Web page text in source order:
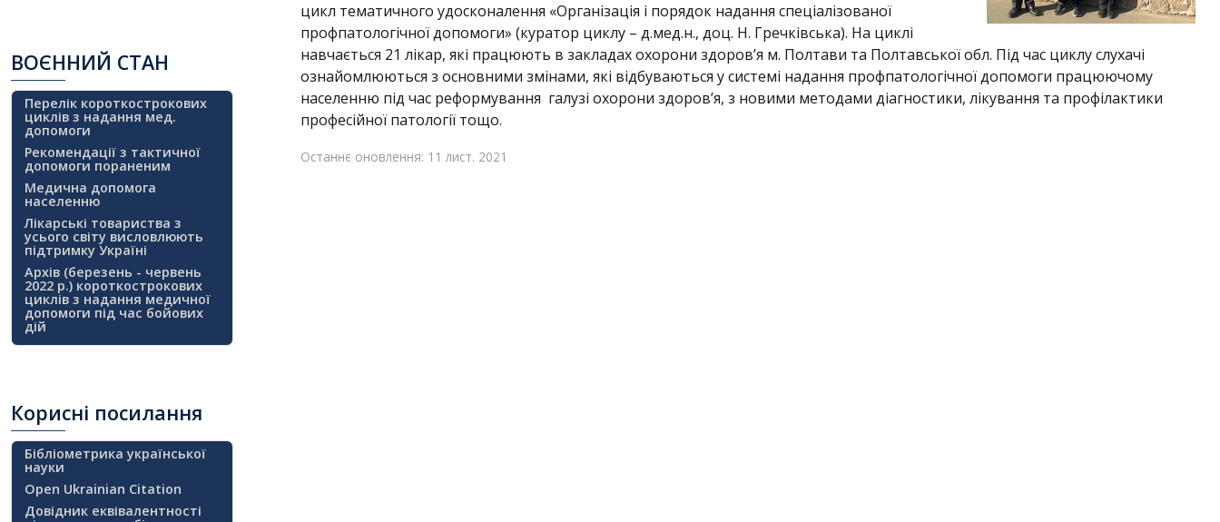
цикл тематичного удосконалення «Організація і порядок надання спеціалізованої
профпатологічної допомоги» (куратор циклу – д.мед.н., доц. Н. Гречківська). На циклі
навчається 21 лікар, які працюють в закладах охорони здоров’я м. Полтави та Полтавської обл. Під час циклу слухачі
ознайомлюються з основними змінами, які відбуваються у системі надання профпатологічної допомоги працюючому
населенню під час реформування галузі охорони здоров’я, з новими методами діагностики, лікування та профілактики
професійної патології тощо.
Останнє оновлення: 11 лист. 2021
ВОЄННИЙ СТАН
Перелік короткострокових
циклів з надання мед.
допомоги
Рекомендації з тактичної
допомоги пораненим
Медична допомога
населенню
Лікарські товариства з
усього світу висловлюють
підтримку Україні
Архів (березень - червень
2022 р.) короткострокових
циклів з надання медичної
допомоги під час бойових
дій
Корисні посилання
Бібліометрика української
науки
Open Ukrainian Citation
Довідник еквівалентності